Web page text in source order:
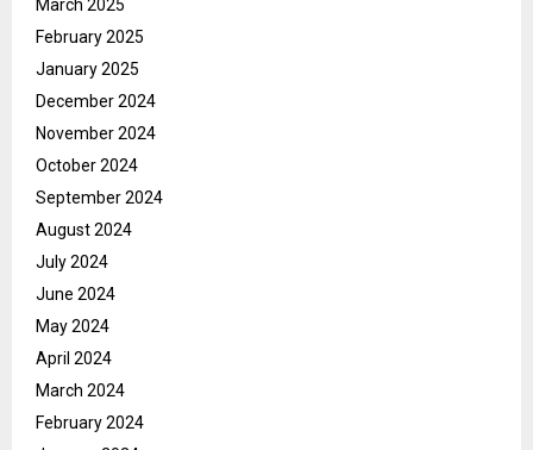
March 2025
February 2025
January 2025
December 2024
November 2024
October 2024
September 2024
August 2024
July 2024
June 2024
May 2024
April 2024
March 2024
February 2024